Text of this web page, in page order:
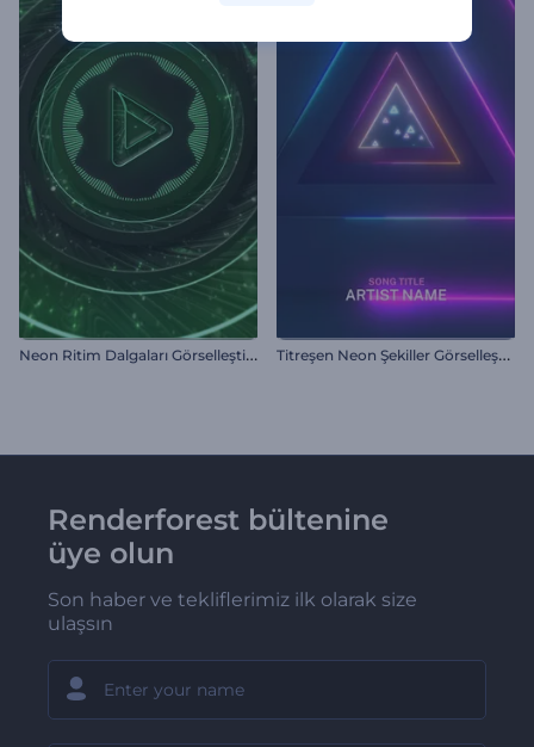
N
eon Ritim Dalgaları Görselleştirici T
itreşen Neon Şekiller Görselleştirici
Renderforest bültenine
üye olun
Son haber ve tekliflerimiz ilk olarak size
ulaşsın